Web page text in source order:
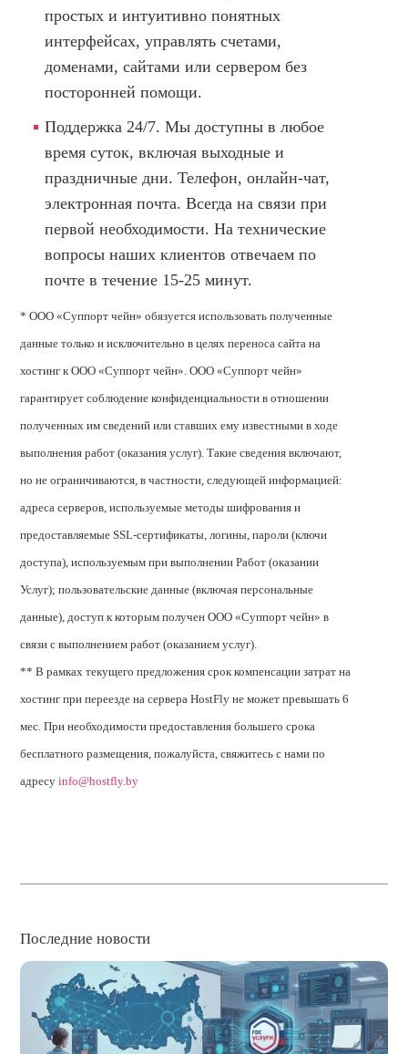
простых и интуитивно понятных
интерфейсах, управлять счетами,
доменами, сайтами или сервером без
посторонней помощи.
Поддержка 24/7. Мы доступны в любое
время суток, включая выходные и
праздничные дни. Телефон, онлайн-чат,
электронная почта. Всегда на связи при
первой необходимости. На технические
вопросы наших клиентов отвечаем по
почте в течение 15-25 минут.
* ООО «Суппорт чейн» обязуется использовать полученные
данные только и исключительно в целях переноса сайта на
хостинг к ООО «Суппорт чейн». ООО «Суппорт чейн»
гарантирует соблюдение конфиденциальности в отношении
полученных им сведений или ставших ему известными в ходе
выполнения работ (оказания услуг). Такие сведения включают,
но не ограничиваются, в частности, следующей информацией:
адреса серверов, используемые методы шифрования и
предоставляемые SSL-сертификаты, логины, пароли (ключи
доступа), используемым при выполнении Работ (оказании
Услуг); пользовательские данные (включая персональные
данные), доступ к которым получен ООО «Суппорт чейн» в
связи с выполнением работ (оказанием услуг).
** В рамках текущего предложения срок компенсации затрат на
хостинг при переезде на сервера HostFly не может превышать 6
мес. При необходимости предоставления большего срока
бесплатного размещения, пожалуйста, свяжитесь с нами по
адресуinfo@hostfly.by
Последние новости